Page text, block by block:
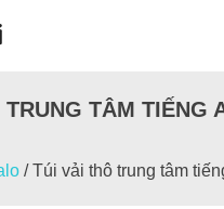
TÂM TIẾNG
/Túi vải thô trung tâm